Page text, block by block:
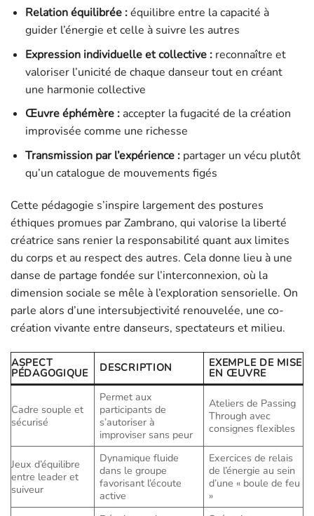
Relation équilibrée :équilibre entre la capacité à
guider l’énergie et celle à suivre les autres
Expression individuelle et collective :reconnaître et
valoriser l’unicité de chaque danseur tout en créant
une harmonie collective
Œuvre éphémère :accepter la fugacité de la création
improvisée comme une richesse
Transmission par l’expérience :partager un vécu plutôt
qu’un catalogue de mouvements figés
Cette pédagogie s’inspire largement des postures
éthiques promues par Zambrano, qui valorise la liberté
créatrice sans renier la responsabilité quant aux limites
du corps et au respect des autres. Cela donne lieu à une
danse de partage fondée sur l’interconnexion, où la
dimension sociale se mêle à l’exploration sensorielle. On
parle alors d’une intersubjectivité renouvelée, une co-
création vivante entre danseurs, spectateurs et milieu.
ASPECT
PÉDAGOGIQUE DESCRIPTION EXEMPLE DE MISE
EN ŒUVRE
Cadre souple et
sécurisé
Permet aux
participants de
s’autoriser à
improviser sans peur
Ateliers de Passing
Through avec
consignes flexibles
Jeux d’équilibre
entre leader et
suiveur
Dynamique fluide
dans le groupe
favorisant l’écoute
active
Exercices de relais
de l’énergie au sein
d’une « boule de feu
»